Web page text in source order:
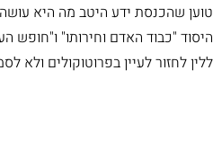
טוען שהכנסת ידע היטב מה היא
היסוד "כבוד האדם וחירותו" ו"חופש
ללין לחזור לעיין בפרוטוקולים ולא